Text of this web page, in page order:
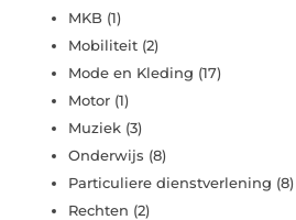
MKB (1)
Mobiliteit (2)
Mode en Kleding (17)
Motor (1)
Muziek (3)
Onderwijs (8)
Particuliere dienstverlening (8)
Rechten (2)